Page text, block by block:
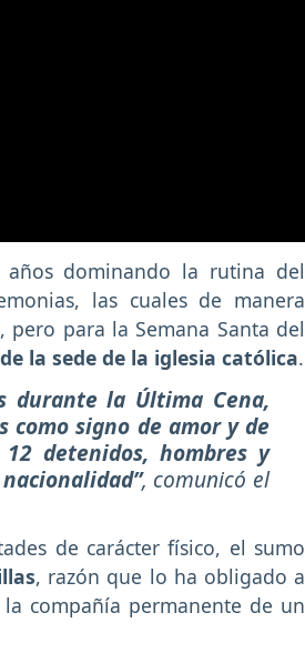
dominando la rutina del
las cuales de manera
para la Semana Santa del
la sede de la iglesia católica.
durante la Última Cena,
como signo de amor y de
detenidos, hombres y
, comunicó el
de carácter físico, el sumo
, razón que lo ha obligado a
compañía permanente de un